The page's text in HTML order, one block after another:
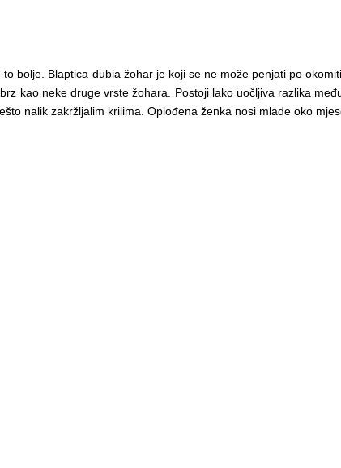
bolje. Blaptica dubia žohar je koji se ne može penjati po
kao neke druge vrste žohara. Postoji lako uočljiva razlika
nalik zakržljalim krilima. Oplođena ženka nosi mlade oko